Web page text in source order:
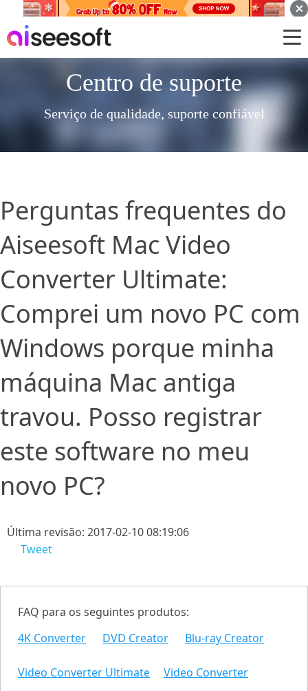
Centro de suporte
Serviço de qualidade, suporte confiável
Perguntas frequentes do
Aiseesoft Mac Video
Converter Ultimate:
Comprei um novo PC com
Windows porque minha
máquina Mac antiga
travou. Posso registrar
este software no meu
novo PC?
Última revisão: 2017-02-10 08:19:06
Tweet
FAQ para os seguintes produtos:
4K Converter
DVD Creator Blu-ray Creator
Video Converter Ultimate Video Converter